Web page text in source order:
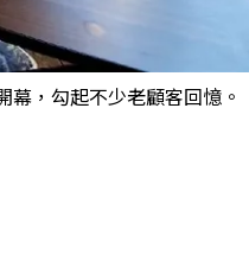
，勾起不少老顧客回憶。